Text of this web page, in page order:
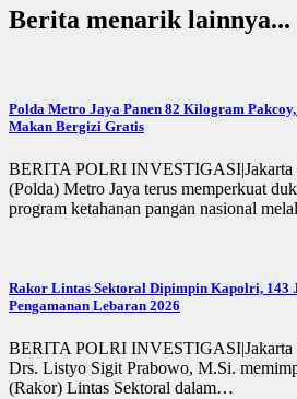
Berita menarik lainnya...
Polda Metro Jaya Panen 82 Kilogram
Makan Bergizi Gratis
BERITA POLRI INVESTIGASI|Jakarta
(Polda) Metro Jaya terus memperkuat
program ketahanan pangan nasional
Rakor Lintas Sektoral Dipimpin Kapolri, 143
Pengamanan Lebaran 2026
BERITA POLRI INVESTIGASI|Jakarta
Drs. Listyo Sigit Prabowo, M.Si.
(Rakor) Lintas Sektoral dalam…